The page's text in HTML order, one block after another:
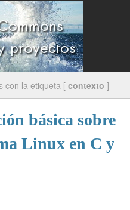
con la etiqueta [ contexto ]
básica sobre
Linux en C y